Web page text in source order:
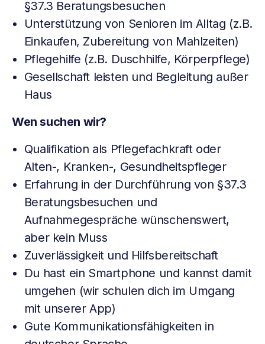
§37.3 Beratungsbesuchen
Unterstützung von Senioren im Alltag (z.B.
Einkaufen, Zubereitung von Mahlzeiten)
Pflegehilfe (z.B. Duschhilfe, Körperpflege)
Gesellschaft leisten und Begleitung außer
Haus
Wen suchen wir?
Qualifikation als Pflegefachkraft oder
Alten-, Kranken-, Gesundheitspfleger
Erfahrung in der Durchführung von §37.3
Beratungsbesuchen und
Aufnahmegespräche wünschenswert,
aber kein Muss
Zuverlässigkeit und Hilfsbereitschaft
Du hast ein Smartphone und kannst damit
umgehen (wir schulen dich im Umgang
mit unserer App)
Gute Kommunikationsfähigkeiten in